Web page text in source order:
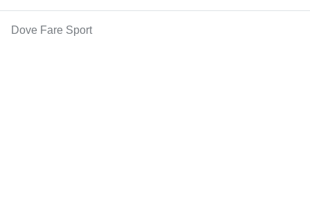
Dove Fare Sport